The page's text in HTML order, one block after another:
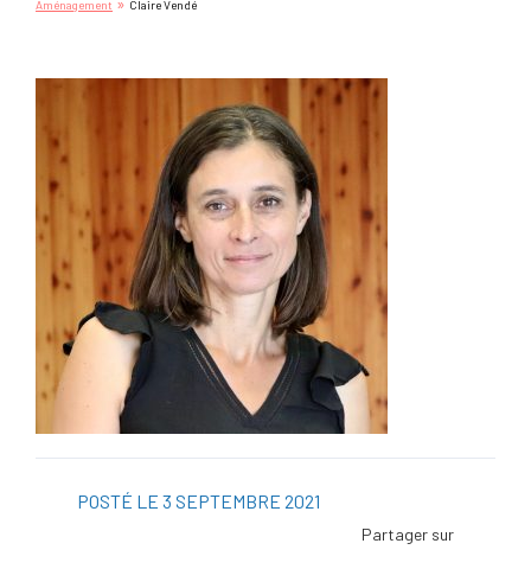
Aménagement Claire Vendé
POSTÉ LE 3 SEPTEMBRE 2021
Twitter
Viadeo
ScoopIt